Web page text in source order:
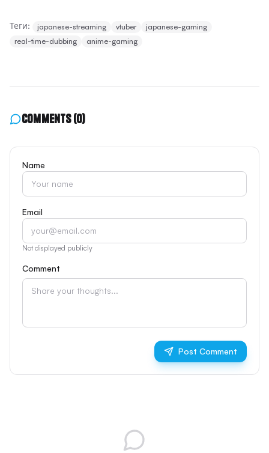
Теги: japanese-streaming vtuber
japanese-gaming
real-time-dubbing
anime-gaming
Comments(0)
Name
Email
Not displayed publicly
Comment
Post Comment